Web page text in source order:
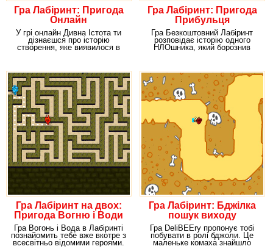
Гра Лабіринт: Пригода
Онлайн
У грі онлайн Дивна Істота ти
дізнаєшся про історію
створення, яке виявилося в
Гра Лабіринт: Пригода
Прибульця
Гра Безкоштовний Лабіринт
розповідає історію одного
НЛОшника, який борознив
Гра Лабіринт на двох:
Пригода Вогню і Води
Гра Вогонь і Вода в Лабіринті
познайомить тебе вже вкотре з
всесвітньо відомими героями.
Гра Лабіринт: Бджілка
пошук виходу
Гра DeliBEEry пропонує тобі
побувати в ролі бджоли. Це
маленьке комаха знайшло